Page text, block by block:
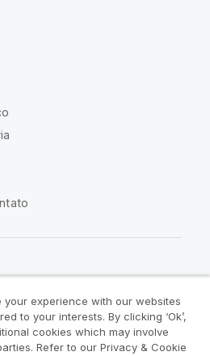
do produto
Legais
your experience with our websites
to your interests. By clicking ‘Ok’,
cookies which may involve
Refer to our Privacy & Cookie